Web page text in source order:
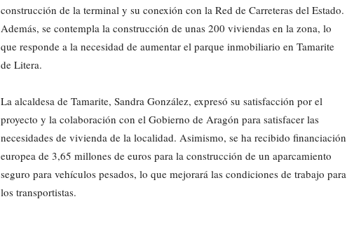
construcción de la terminal y su conexión con la Red de Carreteras del Estado.
Además, se contempla la construcción de unas 200 viviendas en la zona, lo
que responde a la necesidad de aumentar el parque inmobiliario en Tamarite
de Litera.
La alcaldesa de Tamarite, Sandra González, expresó su satisfacción por el
proyecto y la colaboración con el Gobierno de Aragón para satisfacer las
necesidades de vivienda de la localidad. Asimismo, se ha recibido financiación
europea de 3,65 millones de euros para la construcción de un aparcamiento
seguro para vehículos pesados, lo que mejorará las condiciones de trabajo para
los transportistas.